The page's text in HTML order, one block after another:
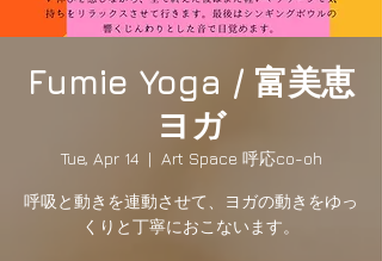
Fumie Yoga / 富美恵
ヨガ
Tue, Apr 14
  |
Art Space 呼応co-oh
呼吸と動きを連動させて、ヨガの動きをゆっ
くりと丁寧におこないます。